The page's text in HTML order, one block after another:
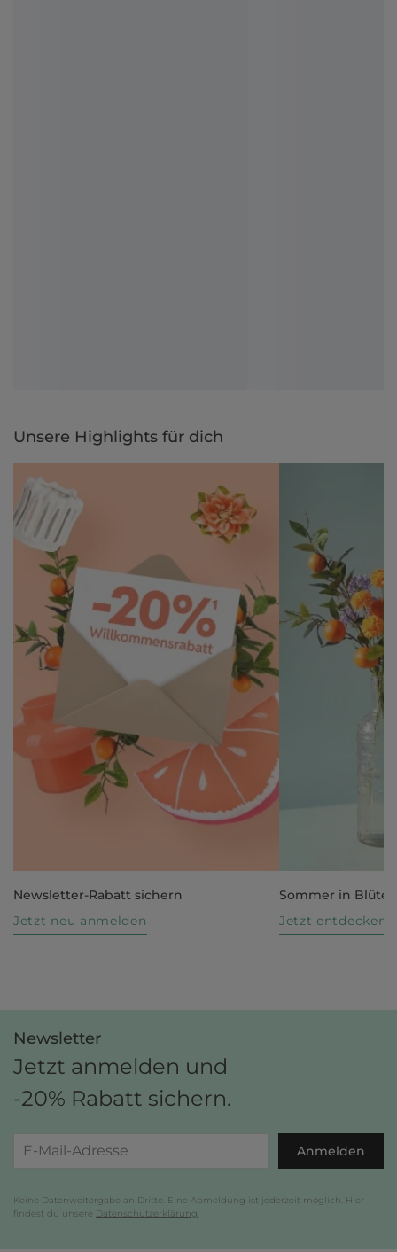
Unsere Highlights für dich
Newsletter-Rabatt sichern
Jetzt neu anmelden
Sommer in Blüte
Jetzt entdecken
Newsletter
Jetzt anmelden und
-20% Rabatt sichern.
Anmelden
Keine Datenweitergabe an Dritte. Eine Abmeldung ist jederzeit möglich. Hier
findest du unsere Datenschutzerklärung